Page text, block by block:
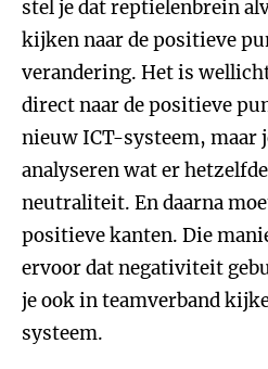
stel je dat reptielenbrein
kijken naar de positieve
verandering. Het is
direct naar de positieve
nieuw ICT-systeem, maar
analyseren wat er
neutraliteit. En daarna
positieve kanten. Die
ervoor dat negativiteit
je ook in teamverband
systeem.